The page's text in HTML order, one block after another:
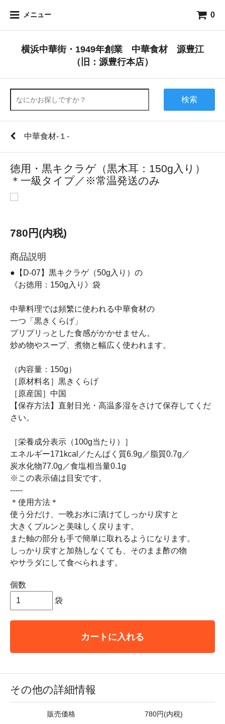
メニュー 0
横浜中華街・1949年創業 中華食材 源豊江
（旧：源豊行本店）
検索
中華食材-１-
徳用・黒キクラゲ（黒木耳：150g入り）
＊一級タイプ／※常温発送のみ
780円(内税)
商品説明
●【D-07】黒キクラゲ（50g入り）の
《お徳用：150g入り》袋
中華料理では頻繁に使われる中華食材の
一つ「黒きくらげ」
プリプリっとした食感がかかせません。
炒め物やスープ、煮物と幅広く使われます。
（内容量：150g）
［原材料名］黒きくらげ
［原産国］中国
【保存方法】直射日光・高温多湿をさけて保存してくだ
さい。
［栄養成分表示（100g当たり）］
エネルギー171kcal／たんぱく質6.9g／脂質0.7g／
炭水化物77.0g／食塩相当量0.1g
※この表示値は目安です。
-----
＊使用方法＊
使う分だけ、一晩お水に漬けてしっかり戻すと
大きくプルンと美味しく戻ります。
また軸の部分も手で簡単に取れるようになります。
しっかり戻すと加熱しなくても、そのまま酢の物
やサラダにして食べられます。
個数
袋
カートに入れる
その他の詳細情報
販売価格 780円(内税)